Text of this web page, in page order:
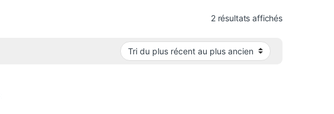
2 résultats affichésTrié du plus